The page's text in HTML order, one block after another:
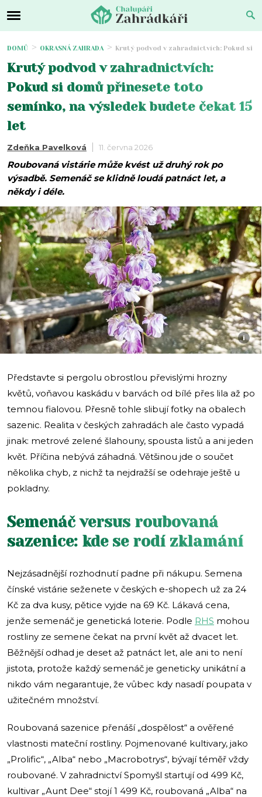
DOMŮ OKRASNÁ ZAHRADA Krutý podvod v zahradnictvích: Pokud si
Krutý podvod v zahradnictvích:
Pokud si domů přinesete toto
semínko, na výsledek budete čekat 15
let
Zdeňka Pavelková 11. června 2026
Roubovaná vistárie může kvést už druhý rok po
výsadbě. Semenáč se klidně loudá patnáct let, a
někdy i déle.
i
Představte si pergolu obrostlou převislými hrozny
květů, voňavou kaskádu v barvách od bílé přes lila až po
temnou fialovou. Přesně tohle slibují fotky na obalech
sazenic. Realita v českých zahradách ale často vypadá
jinak: metrové zelené šlahouny, spousta listů a ani jeden
květ. Příčina nebývá záhadná. Většinou jde o součet
několika chyb, z nichž ta nejdražší se odehraje ještě u
pokladny.
Semenáč versus roubovaná
sazenice: kde se rodí zklamání
Nejzásadnější rozhodnutí padne při nákupu. Semena
čínské vistárie seženete v českých e-shopech už za 24
Kč za dva kusy, pětice vyjde na 69 Kč. Lákavá cena,
jenže semenáč je genetická loterie. Podle RHS mohou
rostliny ze semene čekat na první květ až dvacet let.
Běžnější odhad je deset až patnáct let, ale ani to není
jistota, protože každý semenáč je geneticky unikátní a
nikdo vám negarantuje, že vůbec kdy nasadí poupata v
užitečném množství.
Roubovaná sazenice přenáší „dospělost“ a ověřené
vlastnosti mateční rostliny. Pojmenované kultivary, jako
„Prolific“, „Alba“ nebo „Macrobotrys“, bývají téměř vždy
roubované. V zahradnictví Spomyšl startují od 499 Kč,
kultivar „Aunt Dee“ stojí 1 499 Kč, roubovaná „Alba“ na